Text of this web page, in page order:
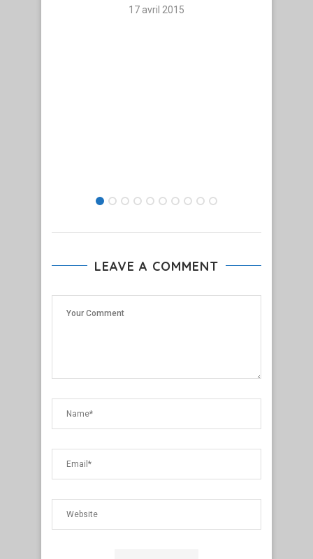
17 avril 2015
LEAVE A COMMENT